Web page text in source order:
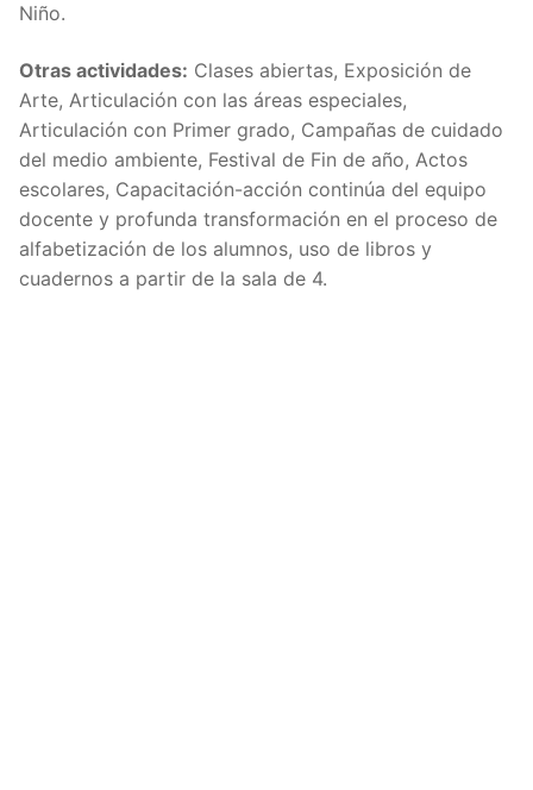
Niño.
Otras actividades: Clases abiertas, Exposición de
Arte, Articulación con las áreas especiales,
Articulación con Primer grado, Campañas de cuidado
del medio ambiente, Festival de Fin de año, Actos
escolares, Capacitación-acción continúa del equipo
docente y profunda transformación en el proceso de
alfabetización de los alumnos, uso de libros y
cuadernos a partir de la sala de 4.